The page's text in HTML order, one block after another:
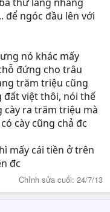
để ngóc đầu lên với
nó khác mấy
đứng cho trâu
trăm triệu cũng
đất việt thôi, nói thế
cày ra trăm triệu mà
cày cũng chả đc
mấy cái tiền ở trên
đc
Chỉnh sửa cuối: 24/7/13